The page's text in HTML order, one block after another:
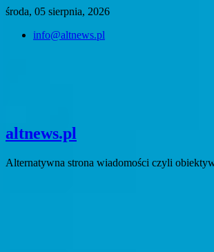
Skip
content
środa, 05 sierpnia, 2026
info@altnews.pl
altnews.pl
Alternatywna strona wiadomości czyli